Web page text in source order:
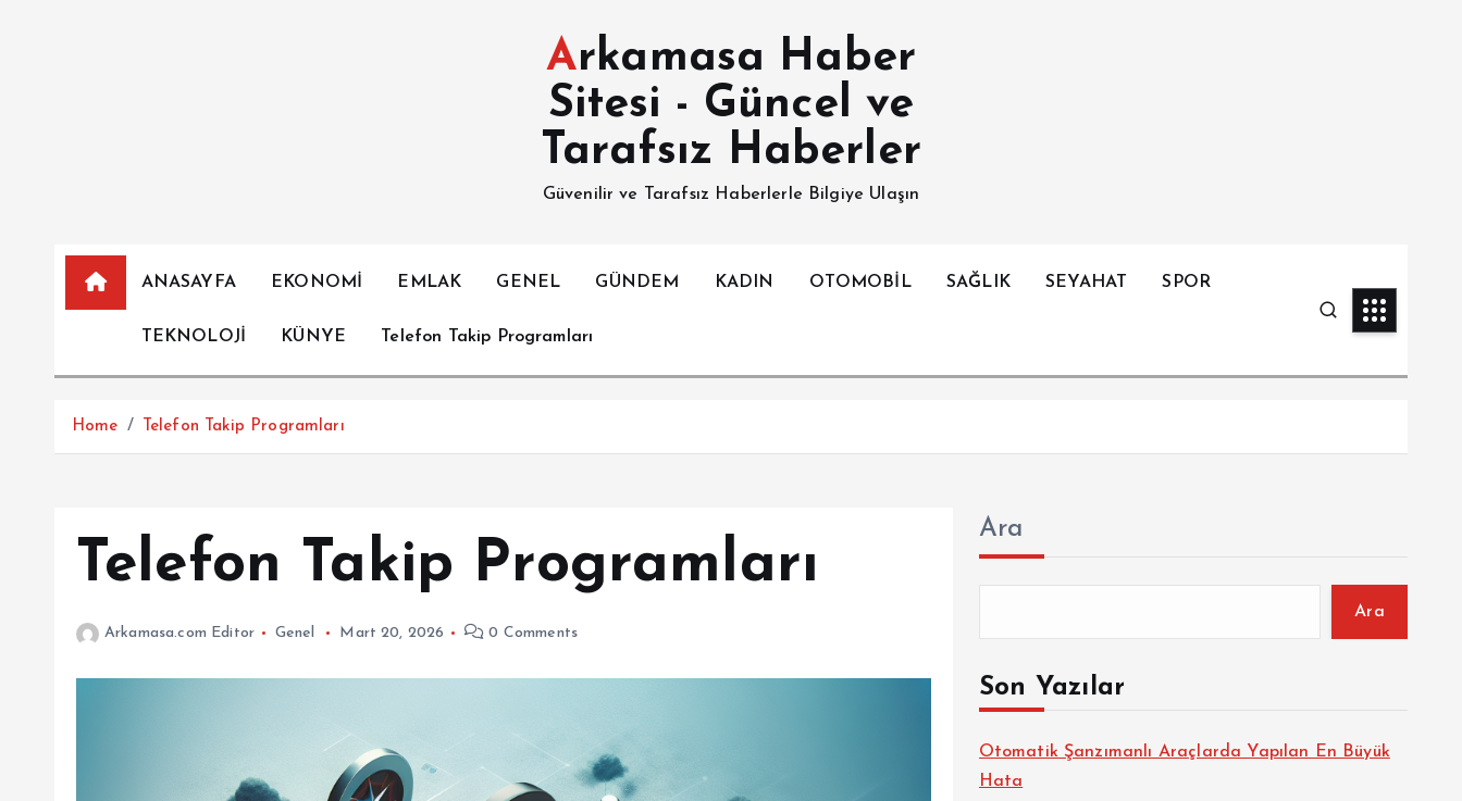
Arkamasa Haber
Sitesi - Güncel ve
Tarafsız Haberler
Güvenilir ve Tarafsız Haberlerle Bilgiye Ulaşın
ANASAYFA EKONOMİ EMLAK GENEL GÜNDEM KADIN OTOMOBİL SAĞLIK SEYAHAT SPOR
TEKNOLOJİ KÜNYE Telefon Takip Programları
Home Telefon Takip Programları
Telefon Takip Programları
Arkamasa.com Editor Genel Mart 20, 2026 0 Comments
Ara
Ara
Son Yazılar
Otomatik Şanzımanlı Araçlarda Yapılan En Büyük
Hata